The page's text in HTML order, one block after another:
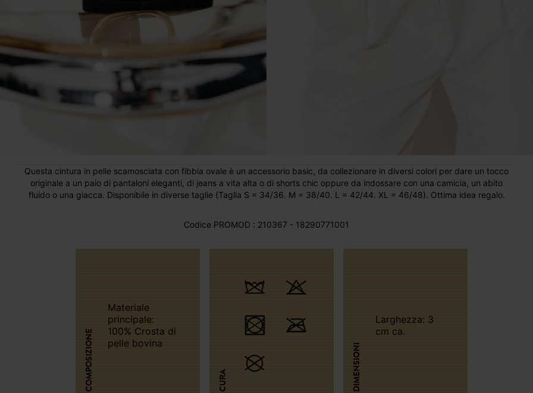
Questa cintura in pelle scamosciata con fibbia ovale è un accessorio basic, da collezionare in diversi colori per dare un tocco
originale a un paio di pantaloni eleganti, di jeans a vita alta o di shorts chic oppure da indossare con una camicia, un abito
fluido o una giacca. Disponibile in diverse taglie (Taglia S = 34/36. M = 38/40. L = 42/44. XL = 46/48). Ottima idea regalo.
Codice PROMOD : 210367 - 18290771001
COMPOSIZIONE
Materiale
principale:
100% Crosta di
pelle bovina
CURA DIMENSIONI
Larghezza: 3
cm ca.